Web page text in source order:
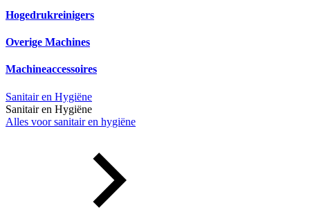
Hogedrukreinigers
Overige Machines
Machineaccessoires
Sanitair en Hygiëne
Sanitair en Hygiëne
Alles voor sanitair en hygiëne